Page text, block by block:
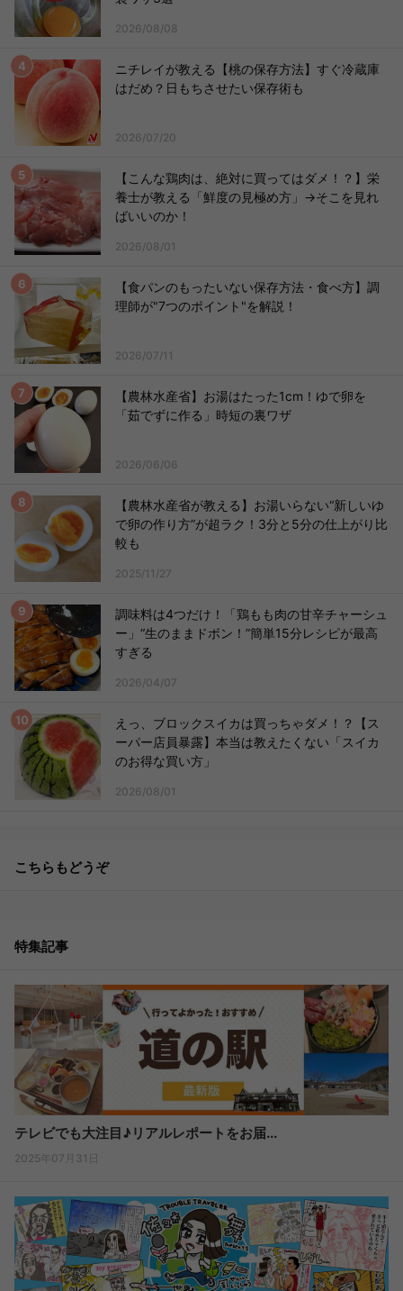
2026/08/08
ニチレイが教える【桃の保存方法】すぐ冷蔵庫
はだめ？日もちさせたい保存術も
2026/07/20
【こんな鶏肉は、絶対に買ってはダメ！？】栄
養士が教える「鮮度の見極め方」→そこを見れ
ばいいのか！
2026/08/01
【食パンのもったいない保存方法・食べ方】調
理師が"7つのポイント"を解説！
2026/07/11
【農林水産省】お湯はたった1cm！ゆで卵を
「茹でずに作る」時短の裏ワザ
2026/06/06
【農林水産省が教える】お湯いらない“新しいゆ
で卵の作り方”が超ラク！3分と5分の仕上がり比
較も
2025/11/27
調味料は4つだけ！「鶏もも肉の甘辛チャーシュ
ー」“生のままドボン！”簡単15分レシピが最高
すぎる
2026/04/07
えっ、ブロックスイカは買っちゃダメ！？【ス
ーパー店員暴露】本当は教えたくない「スイカ
のお得な買い方」
2026/08/01
こちらもどうぞ
特集記事
テレビでも大注目♪リアルレポートをお届...
2025年07月31日